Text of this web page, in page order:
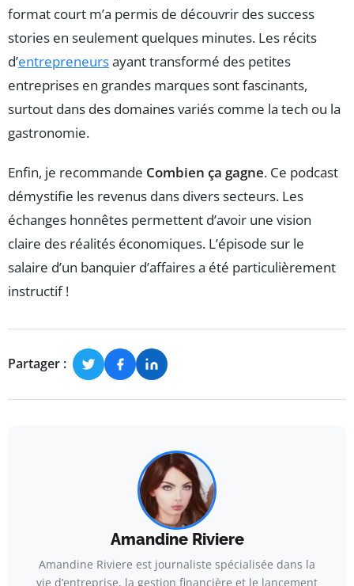
format court m’a permis de découvrir des success
stories en seulement quelques minutes. Les récits
d’entrepreneursayant transformé des petites
entreprises en grandes marques sont fascinants,
surtout dans des domaines variés comme la tech ou la
gastronomie.
Enfin, je recommande Combien ça gagne. Ce podcast
démystifie les revenus dans divers secteurs. Les
échanges honnêtes permettent d’avoir une vision
claire des réalités économiques. L’épisode sur le
salaire d’un banquier d’affaires a été particulièrement
instructif !
Partager :
Amandine Riviere
Amandine Riviere est journaliste spécialisée dans la
vie d’entreprise, la gestion financière et le lancement